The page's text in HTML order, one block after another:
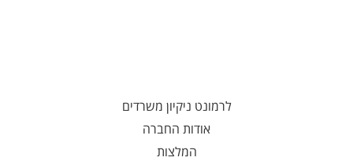
לרמונט ניקיון משרדים
אודות החברה
המלצות